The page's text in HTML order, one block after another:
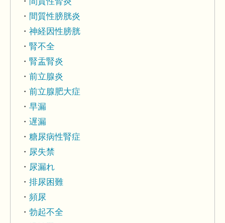
間質性膀胱炎
神経因性膀胱
腎不全
腎盂腎炎
前立腺炎
前立腺肥大症
早漏
遅漏
糖尿病性腎症
尿失禁
尿漏れ
排尿困難
頻尿
勃起不全